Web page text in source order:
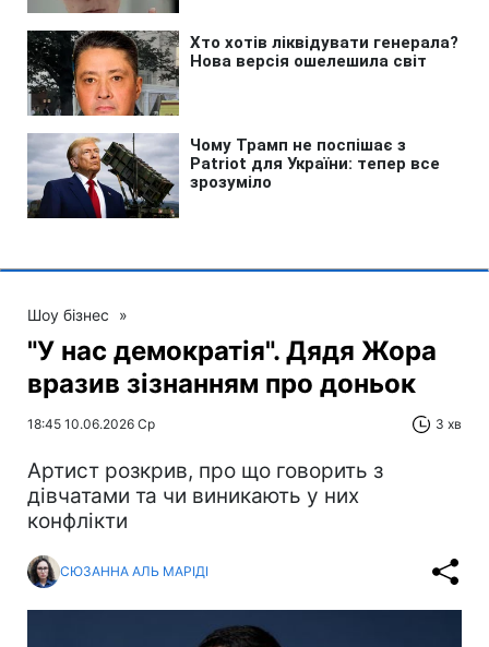
Шоу бізнес »
"У нас демократія". Дядя Жора
вразив зізнанням про доньок
18:45 10.06.2026 Ср 3 хв
Артист розкрив, про що говорить з
дівчатами та чи виникають у них
конфлікти
СЮЗАННА АЛЬ МАРІДІ